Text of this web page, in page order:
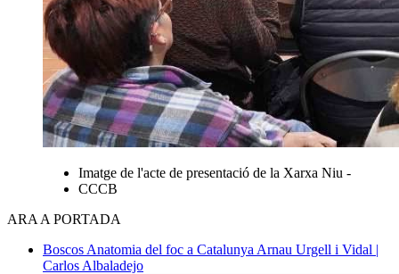
Imatge de l'acte de presentació de la Xarxa Niu -
CCCB
ARA A PORTADA
Boscos Anatomia del foc a Catalunya Arnau Urgell i Vidal |
Carlos Albaladejo